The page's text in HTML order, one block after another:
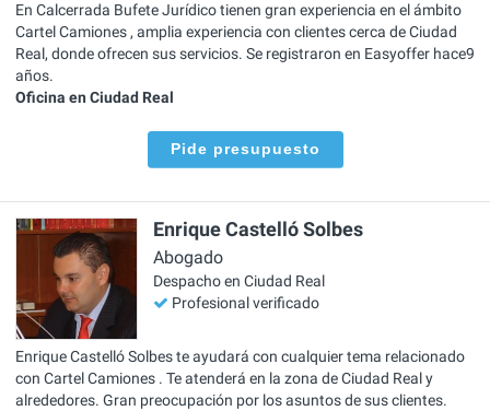
En Calcerrada Bufete Jurídico tienen gran experiencia en el ámbito
Cartel Camiones , amplia experiencia con clientes cerca de Ciudad
Real, donde ofrecen sus servicios. Se registraron en Easyoffer hace9
años.
Oficina en Ciudad Real
Pide presupuesto
Enrique Castelló Solbes
Abogado
Despacho en Ciudad Real
Profesional verificado
Enrique Castelló Solbes te ayudará con cualquier tema relacionado
con Cartel Camiones . Te atenderá en la zona de Ciudad Real y
alrededores. Gran preocupación por los asuntos de sus clientes.